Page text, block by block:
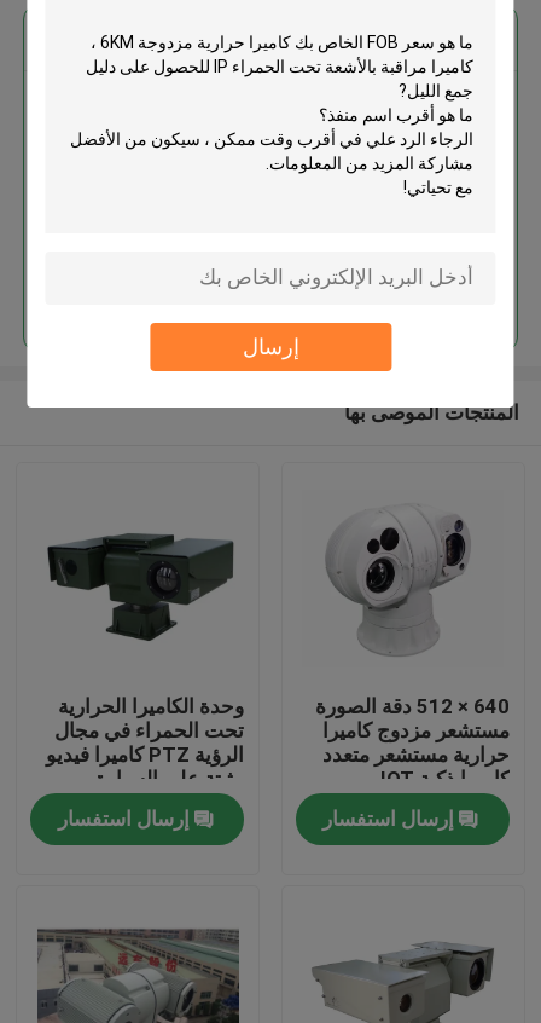
إرسال
المنتجات
احصل على افضل سعر ل
مراقبة بالأشعة تحت الحمراء IP
للحصول على دليل جمع الليل
استمر
المنتجات الموصى بها
640 × 512 دقة الصورة
مستشعر مزدوج كاميرا
حرارية مستشعر متعدد
كاميرا ذكية IOT
إرسال استفسار
وحدة الكاميرا الحرارية
تحت الحمراء في مجال
الرؤية PTZ كاميرا فيديو
مثبتة على السيارة
إرسال استفسار